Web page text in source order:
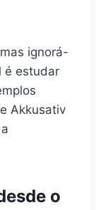
ignorá-
é estudar
Akkusativ
o